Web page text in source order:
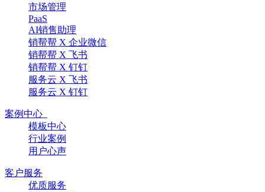
市场管理
PaaS
AI销售助理
销帮帮 X 企业微信
销帮帮 X 飞书
销帮帮 X 钉钉
服务云 X 飞书
服务云 X 钉钉
案例中心
模板中心
行业案例
用户心声
客户服务
优质服务